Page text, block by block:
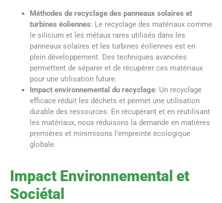
Méthodes de recyclage des panneaux solaires et
turbines éoliennes: Le recyclage des matériaux comme
le silicium et les métaux rares utilisés dans les
panneaux solaires et les turbines éoliennes est en
plein développement. Des techniques avancées
permettent de séparer et de récupérer ces matériaux
pour une utilisation future.
Impact environnemental du recyclage: Un recyclage
efficace réduit les déchets et permet une utilisation
durable des ressources. En récupérant et en réutilisant
les matériaux, nous réduisons la demande en matières
premières et minimisons l’empreinte écologique
globale.
Impact Environnemental et
Sociétal